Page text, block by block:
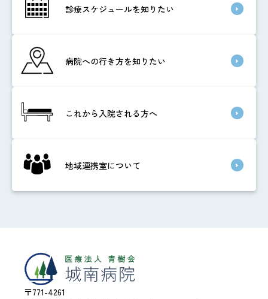
診療スケジュールを知りたい
病院への行き方を知りたい
これから入院される方へ
地域連携室について
〒771-4261